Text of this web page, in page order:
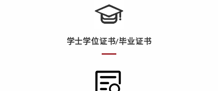
学士学位证书/毕业证书